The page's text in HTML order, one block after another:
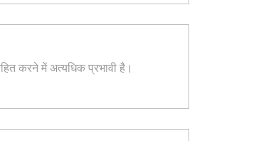
करने में अत्यधिक प्रभावी है।